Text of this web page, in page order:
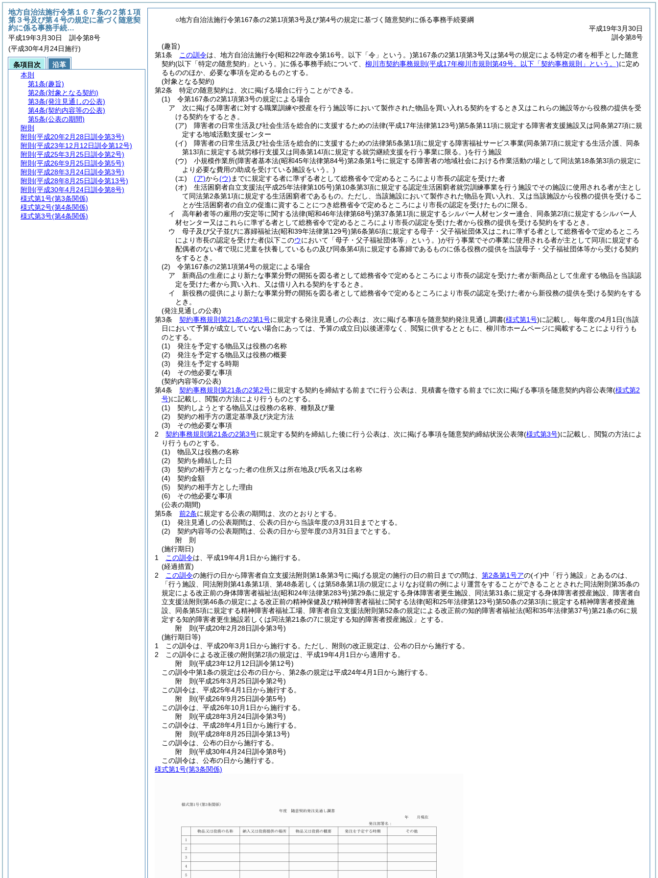
○地方自治法施行令第167条の2第1項第3号及び第4号の規定に基づく随意契約に係る事務手続要綱
平成19年3月30日
訓令第8号
(趣旨)
第1条
この訓令は、地方自治法施行令(昭和22年政令第16号。以下「令」という。)第167条の2第1項第3号又は第4号の規定による特定の者を相手とした随意
契約(以下「特定の随意契約」という。)に係る事務手続について、 柳川市契約事務規則 (平成17年柳川市規則第49号。以下「契約事務規則」という。)に定め
るもののほか、必要な事項を定めるものとする。
(対象となる契約)
第2条
特定の随意契約は、次に掲げる場合に行うことができる。
(1)
令第167条の2第1項第3号の規定による場合
ア
次に掲げる障害者に対する職業訓練や授産を行う施設等において製作された物品を買い入れる契約をするとき又はこれらの施設等から役務の提供を受
ける契約をするとき。
(ア)
障害者の日常生活及び社会生活を総合的に支援するための法律(平成17年法律第123号)第5条第11項に規定する障害者支援施設又は同条第27項に規
定する地域活動支援センター
(イ)
障害者の日常生活及び社会生活を総合的に支援するための法律第5条第1項に規定する障害福祉サービス事業(同条第7項に規定する生活介護、同条
第13項に規定する就労移行支援又は同条第14項に規定する就労継続支援を行う事業に限る。)を行う施設
(ウ)
小規模作業所(障害者基本法(昭和45年法律第84号)第2条第1号に規定する障害者の地域社会における作業活動の場として同法第18条第3項の規定に
より必要な費用の助成を受けている施設をいう。)
(エ)
(ア)から(ウ) までに規定する者に準ずる者として総務省令で定めるところにより市長の認定を受けた者
(オ)
生活困窮者自立支援法(平成25年法律第105号)第10条第3項に規定する認定生活困窮者就労訓練事業を行う施設でその施設に使用される者が主とし
て同法第2条第1項に規定する生活困窮者であるもの。 ただし、当該施設において製作された物品を買い入れ、又は当該施設から役務の提供を受けるこ
とが生活困窮者の自立の促進に資することにつき総務省令で定めるところにより市長の認定を受けたものに限る。
イ
高年齢者等の雇用の安定等に関する法律(昭和46年法律第68号)第37条第1項に規定するシルバー人材センター連合、同条第2項に規定するシルバー人
材センター又はこれらに準ずる者として総務省令で定めるところにより市長の認定を受けた者から役務の提供を受ける契約をするとき。
ウ
母子及び父子並びに寡婦福祉法(昭和39年法律第129号)第6条第6項に規定する母子・父子福祉団体又はこれに準ずる者として総務省令で定めるところ
により市長の認定を受けた者(以下このウにおいて「母子・父子福祉団体等」という。)が行う事業でその事業に使用される者が主として同項に規定する
配偶者のない者で現に児童を扶養しているもの及び同条第4項に規定する寡婦であるものに係る役務の提供を当該母子・父子福祉団体等から受ける契約
をするとき。
(2)
令第167条の2第1項第4号の規定による場合
ア
新商品の生産により新たな事業分野の開拓を図る者として総務省令で定めるところにより市長の認定を受けた者が新商品として生産する物品を当該認
定を受けた者から買い入れ、又は借り入れる契約をするとき。
イ
新役務の提供により新たな事業分野の開拓を図る者として総務省令で定めるところにより市長の認定を受けた者から新役務の提供を受ける契約をする
とき。
(発注見通しの公表)
第3条
契約事務規則第21条の2第1号に規定する発注見通しの公表は、次に掲げる事項を随意契約発注見通し調書(様式第1号)に記載し、毎年度の4月1日(当該
日において予算が成立していない場合にあっては、予算の成立日)以後遅滞なく、閲覧に供するとともに、柳川市ホームページに掲載することにより行うも
のとする。
(1)
発注を予定する物品又は役務の名称
(2)
発注を予定する物品又は役務の概要
(3)
発注を予定する時期
(4)
その他必要な事項
(契約内容等の公表)
第4条
契約事務規則第21条の2第2号に規定する契約を締結する前までに行う公表は、見積書を徴する前までに次に掲げる事項を随意契約内容公表簿(様式第2
号)に記載し、閲覧の方法により行うものとする。
(1)
契約しようとする物品又は役務の名称、種類及び量
(2)
契約の相手方の選定基準及び決定方法
(3)
その他必要な事項
2
契約事務規則第21条の2第3号に規定する契約を締結した後に行う公表は、次に掲げる事項を随意契約締結状況公表簿(様式第3号)に記載し、閲覧の方法によ
り行うものとする。
(1)
物品又は役務の名称
(2)
契約を締結した日
(3)
契約の相手方となった者の住所又は所在地及び氏名又は名称
(4)
契約金額
(5)
契約の相手方とした理由
(6)
その他必要な事項
(公表の期間)
第5条
前2条に規定する公表の期間は、次のとおりとする。
(1)
発注見通しの公表期間は、公表の日から当該年度の3月31日までとする。
(2)
契約内容等の公表期間は、公表の日から翌年度の3月31日までとする。
附 則
(施行期日)
1
この訓令は、平成19年4月1日から施行する。
(経過措置)
2
この訓令の施行の日から障害者自立支援法附則第1条第3号に掲げる規定の施行の日の前日までの間は、 第2条第1号アの(イ)中「行う施設」とあるのは、
「行う施設、同法附則第41条第1項、第48条若しくは第58条第1項の規定によりなお従前の例により運営をすることができることとされた同法附則第35条の
規定による改正前の身体障害者福祉法(昭和24年法律第283号)第29条に規定する身体障害者更生施設、同法第31条に規定する身体障害者授産施設、障害者自
立支援法附則第46条の規定による改正前の精神保健及び精神障害者福祉に関する法律(昭和25年法律第123号)第50条の2第3項に規定する精神障害者授産施
設、同条第5項に規定する精神障害者福祉工場、障害者自立支援法附則第52条の規定による改正前の知的障害者福祉法(昭和35年法律第37号)第21条の6に規
定する知的障害者更生施設若しくは同法第21条の7に規定する知的障害者授産施設」とする。
附 則(平成20年2月28日訓令第3号)
(施行期日等)
1
この訓令は、平成20年3月1日から施行する。 ただし、附則の改正規定は、公布の日から施行する。
2
この訓令による改正後の附則第2項の規定は、平成19年4月1日から適用する。
附 則(平成23年12月12日訓令第12号)
この訓令中第1条の規定は公布の日から、第2条の規定は平成24年4月1日から施行する。
附 則(平成25年3月25日訓令第2号)
この訓令は、平成25年4月1日から施行する。
附 則(平成26年9月25日訓令第5号)
この訓令は、平成26年10月1日から施行する。
附 則(平成28年3月24日訓令第3号)
この訓令は、平成28年4月1日から施行する。
附 則(平成28年8月25日訓令第13号)
この訓令は、公布の日から施行する。
附 則(平成30年4月24日訓令第8号)
この訓令は、公布の日から施行する。
様式第1号(第3条関係)
地方自治法施行令第１６７条の２第１項
第３号及び第４号の規定に基づく随意契
約に係る事務手続…
平成19年3月30日 訓令第8号
(平成30年4月24日施行)
条項目次
沿革
本則
第1条(趣旨)
第2条(対象となる契約)
第3条(発注見通しの公表)
第4条(契約内容等の公表)
第5条(公表の期間)
附則
附則 (平成20年2月28日訓令第3号)
附則 (平成23年12月12日訓令第12号)
附則 (平成25年3月25日訓令第2号)
附則 (平成26年9月25日訓令第5号)
附則 (平成28年3月24日訓令第3号)
附則 (平成28年8月25日訓令第13号)
附則 (平成30年4月24日訓令第8号)
様式第1号(第3条関係)
様式第2号(第4条関係)
様式第3号(第4条関係)